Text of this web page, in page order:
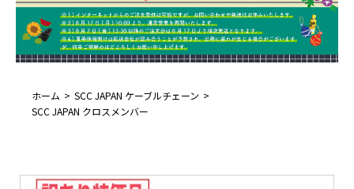
ホーム
SCC JAPAN ケーブルチェーン
SCC JAPAN クロスメンバー